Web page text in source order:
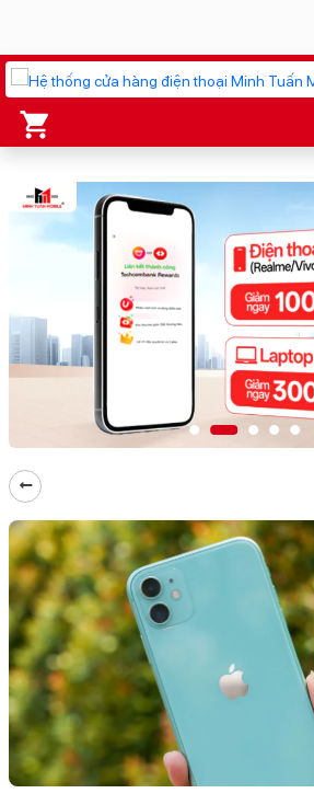
iPhone 17 Pro Max
AirTag 2 Mới
AirPods 4
Apple Watch S11
Loa Marshall